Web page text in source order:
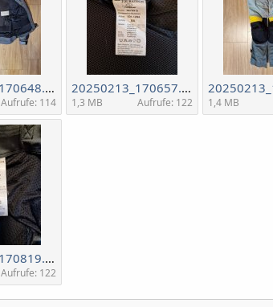
20250213_170648.jpg
Aufrufe: 114
20250213_170657.jpg
1,3 MB Aufrufe: 122 1,4 MB
20250213_170819.jpg
Aufrufe: 122